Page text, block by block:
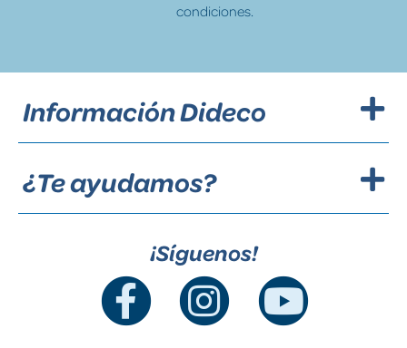
condiciones.
Información Dideco
¿Te ayudamos?
¡Síguenos!